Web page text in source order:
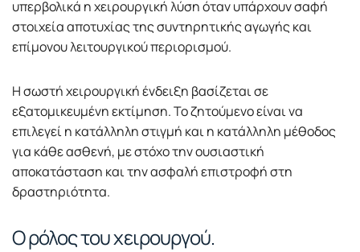
υπερβολικά η χειρουργική λύση όταν υπάρχουν σαφή
στοιχεία αποτυχίας της συντηρητικής αγωγής και
επίμονου λειτουργικού περιορισμού.
Η σωστή χειρουργική ένδειξη βασίζεται σε
εξατομικευμένη εκτίμηση. Το ζητούμενο είναι να
επιλεγεί η κατάλληλη στιγμή και η κατάλληλη μέθοδος
για κάθε ασθενή, με στόχο την ουσιαστική
αποκατάσταση και την ασφαλή επιστροφή στη
δραστηριότητα.
Ο ρόλος του χειρουργού.